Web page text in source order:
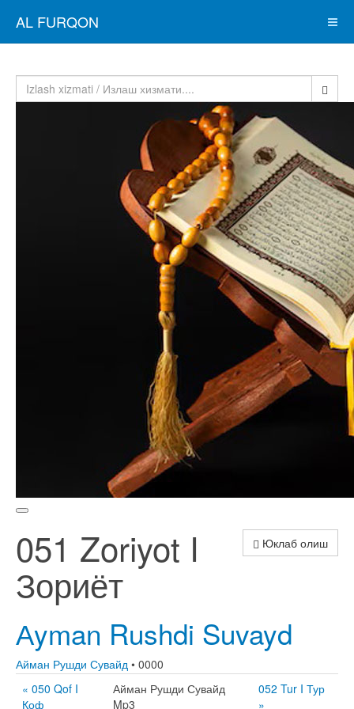
AL FURQON
Юклаб олиш
051 Zoriyot I
Зориёт
Аyman Rushdi Suvayd
Айман Рушди Сувайд • 0000
« 050 Qof I
Қоф
Айман Рушди Сувайд
Mp3
052 Tur I Тур
»